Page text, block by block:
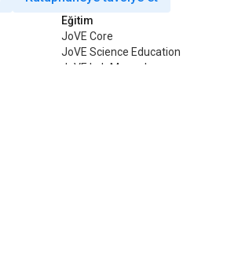
Eğitim
JoVE Core
JoVE Science Education
JoVE Lab Manual